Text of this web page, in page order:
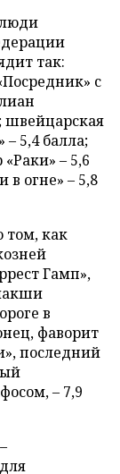
так:
с
швейцарская
5,4 балла;
– 5,6
в огне» – 5,8
том, как
Гамп»,
в
фаворит
последний
– 7,9